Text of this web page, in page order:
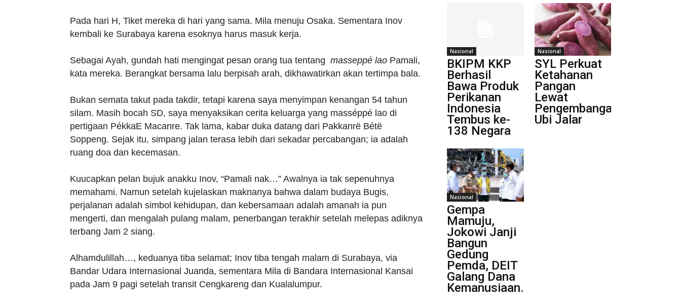
Pada hari H, Tiket mereka di hari yang sama. Mila menuju Osaka. Sementara Inov
kembali ke Surabaya karena esoknya harus masuk kerja.
Sebagai Ayah, gundah hati mengingat pesan orang tua tentang masseppé lao Pamali,
kata mereka. Berangkat bersama lalu berpisah arah, dikhawatirkan akan tertimpa bala.
Bukan semata takut pada takdir, tetapi karena saya menyimpan kenangan 54 tahun
silam. Masih bocah SD, saya menyaksikan cerita keluarga yang masséppé lao di
pertigaan PékkaE Macanre. Tak lama, kabar duka datang dari Pakkanrë Bétë
Soppeng. Sejak itu, simpang jalan terasa lebih dari sekadar percabangan; ia adalah
ruang doa dan kecemasan.
Kuucapkan pelan bujuk anakku Inov, “Pamali nak…” Awalnya ia tak sepenuhnya
memahami. Namun setelah kujelaskan maknanya bahwa dalam budaya Bugis,
perjalanan adalah simbol kehidupan, dan kebersamaan adalah amanah ia pun
mengerti, dan mengalah pulang malam, penerbangan terakhir setelah melepas adiknya
terbang Jam 2 siang.
Alhamdulillah…, keduanya tiba selamat; Inov tiba tengah malam di Surabaya, via
Bandar Udara Internasional Juanda, sementara Mila di Bandara Internasional Kansai
pada Jam 9 pagi setelah transit Cengkareng dan Kualalumpur.
Nasional
BKIPM KKP
Berhasil
Bawa Produk
Perikanan
Indonesia
Tembus ke-
138 Negara
Nasional
SYL Perkuat
Ketahanan
Pangan
Lewat
Pengembangan
Ubi Jalar
Nasional
Gempa
Mamuju,
Jokowi Janji
Bangun
Gedung
Pemda, DEIT
Galang Dana
Kemanusiaan.